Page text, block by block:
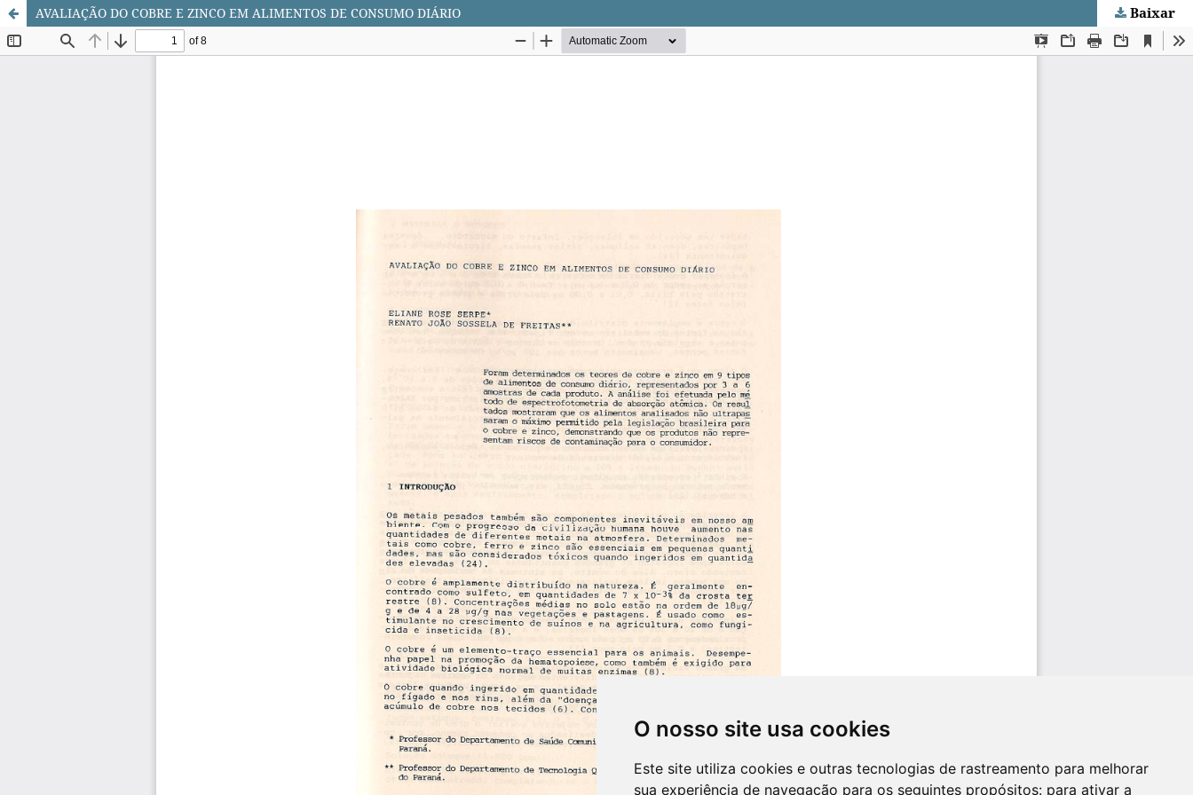
O nosso site usa cookies
Este site utiliza cookies e outras tecnologias de rastreamento para melhorar
sua experiência de navegação para os seguintes propósitos: para ativar a
AVALIAÇÃO DO COBRE E ZINCO EM ALIMENTOS DE CONSUMO DIÁRIO Baixar